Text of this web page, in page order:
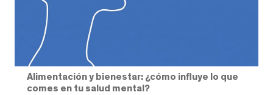
Alimentación y bienestar: ¿cómo influye lo que
comes en tu salud mental?